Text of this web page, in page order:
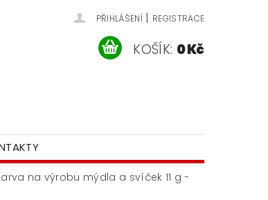
PŘIHLÁŠENÍ | REGISTRACE
KOŠÍK: 0 Kč
na výrobu mýdla a svíček 11 g -